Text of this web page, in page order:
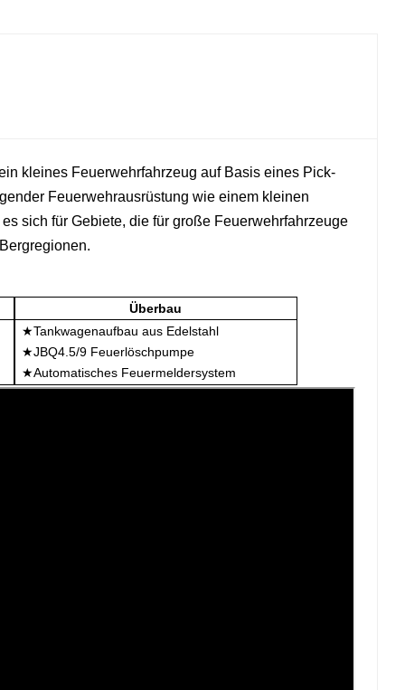
kleines Feuerwehrfahrzeug auf Basis eines Pick-
Feuerwehrausrüstung wie einem kleinen
sich für Gebiete, die für große Feuerwehrfahrzeuge
Überbau
★Tankwagenaufbau aus Edelstahl
★JBQ4.5/9 Feuerlöschpumpe
★Automatisches Feuermeldersystem